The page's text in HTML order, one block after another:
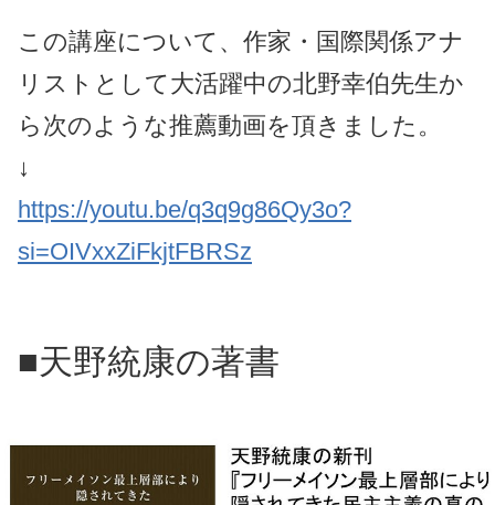
この講座について、作家・国際関係アナ
リストとして大活躍中の北野幸伯先生か
ら次のような推薦動画を頂きました。
↓
https://youtu.be/q3q9g86Qy3o?
si=OIVxxZiFkjtFBRSz
■天野統康の著書